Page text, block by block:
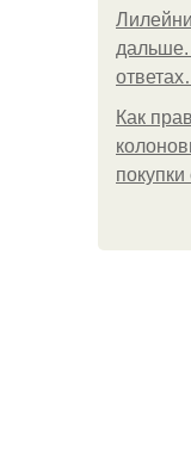
дальше.
Как